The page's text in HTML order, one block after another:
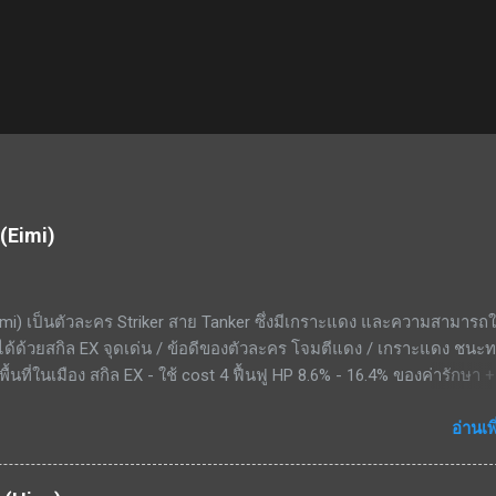
เป็นตัวละคร Striker สาย Tanker ซึ่งมีเกราะแดง และความสามารถ
ด้ด้วยสกิล EX จุดเด่น / ข้อดีของตัวละคร โจมตีแดง / เกราะแดง ชนะ
นที่ในเมือง สกิล EX - ใช้ cost 4 ฟื้นฟู HP 8.6% - 16.4% ของค่ารักษา +
น้าทุก ๆ 15 วินาที สกิลติดตัว - เพิ่มอัตราฟื้นฟู 14% - 26.6% สกิลรอง
อ่านเ